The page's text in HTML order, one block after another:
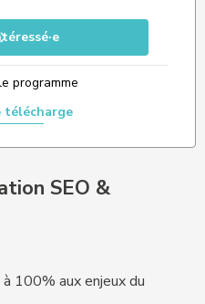
programme
télécharge
SEO &
100% aux enjeux du